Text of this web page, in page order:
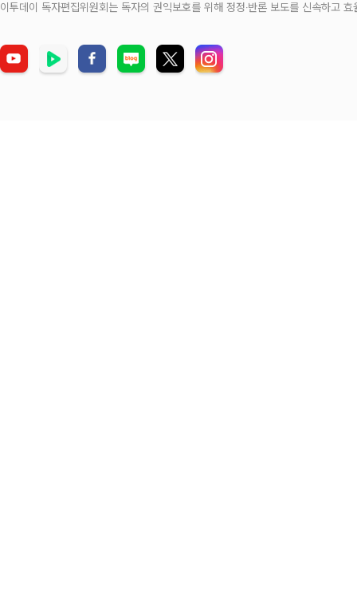
이투데이 독자편집위원회는 독자의 권익보호를 위해 정정‧반론 보도를 신속하고